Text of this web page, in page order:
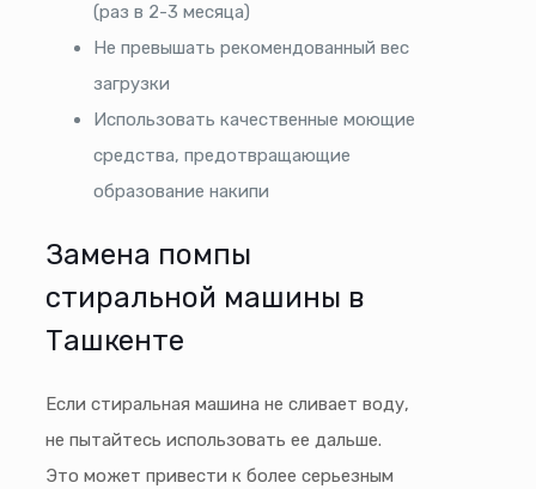
(раз в 2-3 месяца)
Не превышать рекомендованный вес
загрузки
Использовать качественные моющие
средства, предотвращающие
образование накипи
Замена помпы
стиральной машины в
Ташкенте
Если стиральная машина не сливает воду,
не пытайтесь использовать ее дальше.
Это может привести к более серьезным